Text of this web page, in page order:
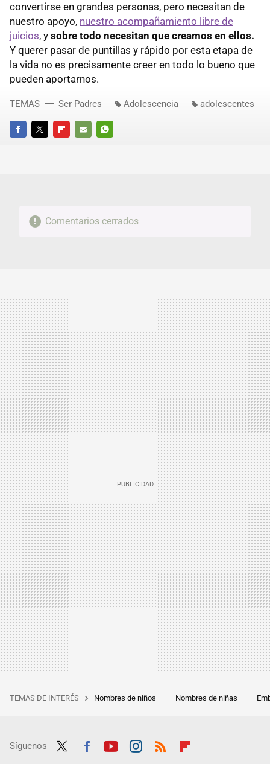
convertirse en grandes personas, pero necesitan de
nuestro apoyo, nuestro acompañamiento libre de
juicios, y sobre todo necesitan que creamos en ellos.
Y querer pasar de puntillas y rápido por esta etapa de
la vida no es precisamente creer en todo lo bueno que
pueden aportarnos.
FACEBOOKTWITTERFLIPBOARD
E-
WHATSAPP
TEMAS Ser Padres Adolescencia adolescentes
Comentarios cerrados
TEMAS DE INTERÉS Nombres de niños Nombres de niñas
Síguenos